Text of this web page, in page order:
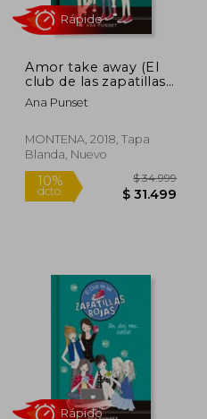
10%
dcto. $
Amor take away (El
club de las zapatillas
rojas 9)
Ana Punset
MONTENA, 2018, Tapa
Blanda, Nuevo